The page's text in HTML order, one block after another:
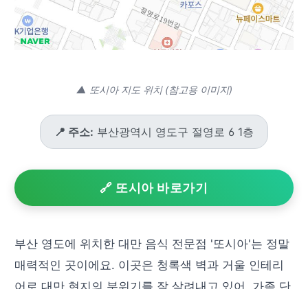
▲ 또시아 지도 위치 (참고용 이미지)
📍 주소: 부산광역시 영도구 절영로 6 1층
🔗 또시아 바로가기
부산 영도에 위치한 대만 음식 전문점 '또시아'는 정말
매력적인 곳이에요. 이곳은 청록색 벽과 거울 인테리
어로 대만 현지의 분위기를 잘 살려내고 있어, 가족 단